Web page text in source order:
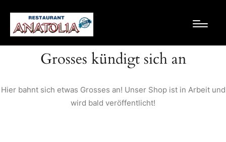
Grosses kündigt sich an
Hier bahnt sich etwas Grosses an! Unser Shop ist in Arbeit und
wird bald veröffentlicht!